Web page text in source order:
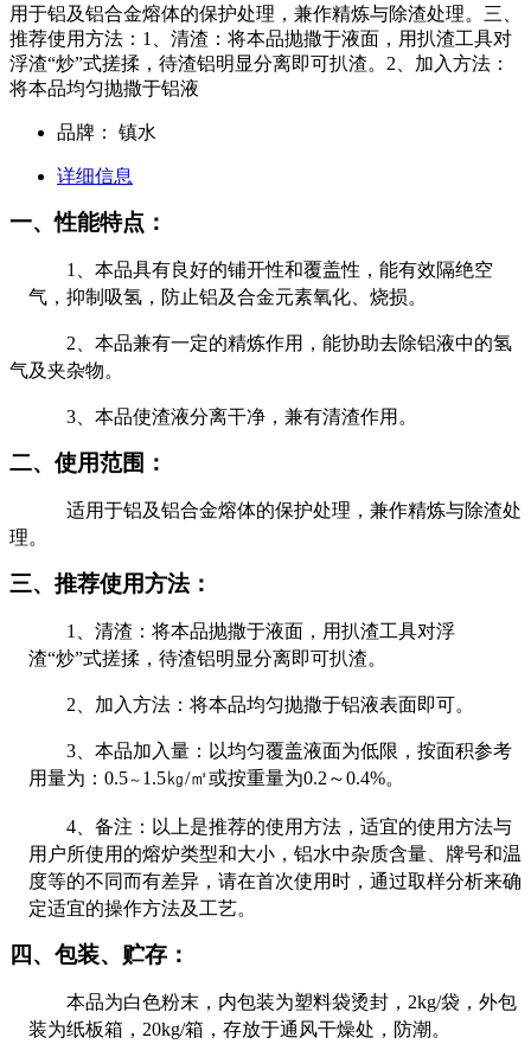
用于铝及铝合金熔体的保护处理，兼作精炼与除渣处理。三、
推荐使用方法：1、清渣：将本品抛撒于液面，用扒渣工具对
浮渣“炒”式搓揉，待渣铝明显分离即可扒渣。2、加入方法：
将本品均匀抛撒于铝液
品牌： 镇水
详细信息
一、性能特点：
1
、本品具有良好的铺开性和覆盖性，能有效隔绝空
气，抑制吸氢，防止铝及合金元素氧化、烧损。
2 、本品兼有一定的精炼作用，能协助去除铝液中的氢
气及夹杂物。
3 、本品使渣液分离干净，兼有清渣作用。
二、使用范围：
适用于铝及铝合金熔体的保护处理，兼作精炼与除渣处
理。
三、推荐使用方法：
1
、清渣：将本品抛撒于液面，用扒渣工具对浮
渣“炒”式搓揉，待渣铝明显分离即可扒渣。
2 、加入方法：将本品均匀抛撒于铝液表面即可。
3 、本品加入量：以均匀覆盖液面为低限，按面积参考
用量为： 0.5～ 1.5㎏/㎡或按重量为0.2 ～0.4%。
4 、备注：以上是推荐的使用方法，适宜的使用方法与
用户所使用的熔炉类型和大小，铝水中杂质含量、牌号和温
度等的不同而有差异，请在首次使用时，通过取样分析来确
定适宜的操作方法及工艺。
四、包装、贮存：
本品为白色粉末，内包装为塑料袋烫封， 2kg/袋，外包
装为纸板箱， 20kg/箱，存放于通风干燥处，防潮。